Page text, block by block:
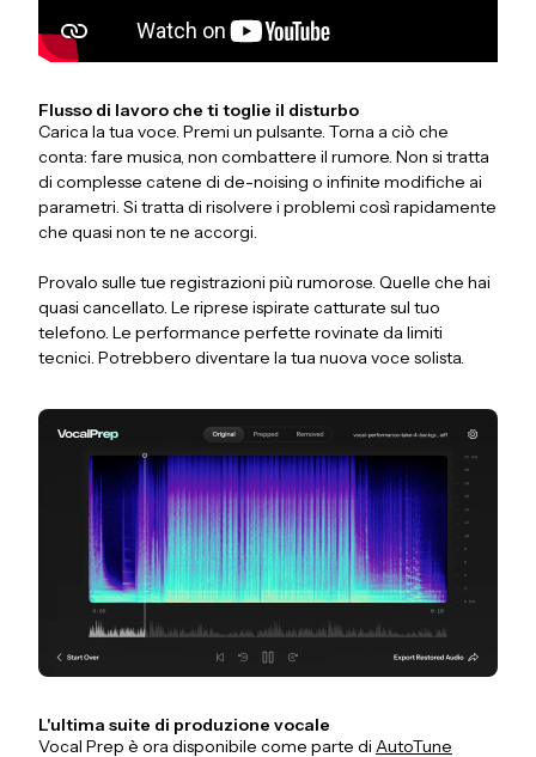
Flusso di lavoro che ti toglie il disturbo
Carica la tua voce. Premi un pulsante. Torna a ciò che
conta: fare musica, non combattere il rumore. Non si tratta
di complesse catene di de-noising o infinite modifiche ai
parametri. Si tratta di risolvere i problemi così rapidamente
che quasi non te ne accorgi.
Provalo sulle tue registrazioni più rumorose. Quelle che hai
quasi cancellato. Le riprese ispirate catturate sul tuo
telefono. Le performance perfette rovinate da limiti
tecnici. Potrebbero diventare la tua nuova voce solista.
L'ultima suite di produzione vocale
Vocal Prep è ora disponibile come parte di AutoTune